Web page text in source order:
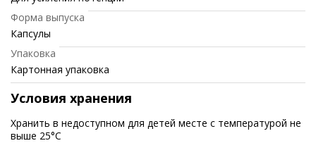
Форма выпуска
Капсулы
Упаковка
Картонная упаковка
Условия хранения
Хранить в недоступном для детей месте с температурой не
выше 25°C